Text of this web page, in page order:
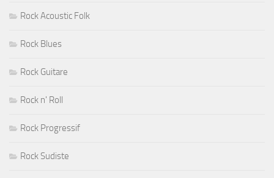
Rock Acoustic Folk
Rock Blues
Rock Guitare
Rock n' Roll
Rock Progressif
Rock Sudiste